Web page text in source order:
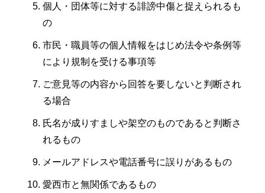
個人・団体等に対する誹謗中傷と捉えられるも
の
市民・職員等の個人情報をはじめ法令や条例等
により規制を受ける事項等
ご意見等の内容から回答を要しないと判断され
る場合
氏名が成りすましや架空のものであると判断さ
れるもの
メールアドレスや電話番号に誤りがあるもの
愛西市と無関係であるもの